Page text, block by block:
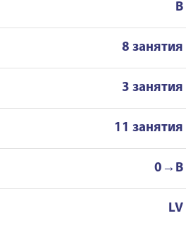
B
8 занятия
3 занятия
11 занятия
0→B
LV